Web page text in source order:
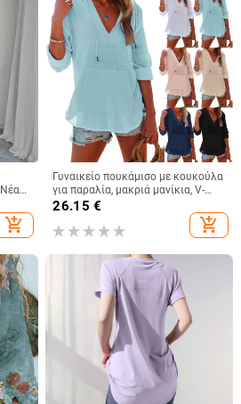
το
add_shopping_cart
Γυναικείο πουκάμισο με κουκούλα
για παραλία, μακριά μανίκια, V-
λαιμό και τσέπη
26.15 €
add_shopping_cart